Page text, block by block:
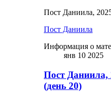
Пост Даниила,
Пост Даниила
Информация о
янв 10 2025
Пост Даниила,
(день 20)